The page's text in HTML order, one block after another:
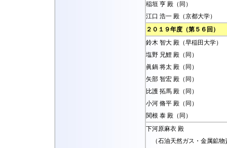
稲垣 亨 殿（同）
江口 浩一 殿（京都大学）
２０１９年度（第５６回）
鈴木 智大 殿（早稲田大学）
塩野 兄鯉 殿（同）
眞鍋 将太 殿（同）
矢部 智宏 殿（同）
比護 拓馬 殿（同）
小河 脩平 殿（同）
関根 泰 殿（同）
下河原麻衣 殿
（石油天然ガス・金属鉱物